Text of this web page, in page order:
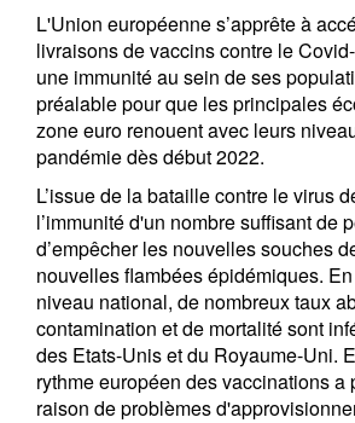
L'Union européenne s’apprête à
livraisons de vaccins contre le
une immunité au sein de ses
préalable pour que les principales
zone euro renouent avec leurs
pandémie dès début 2022.
L’issue de la bataille contre le virus
l’immunité d'un nombre suffisant de
d’empêcher les nouvelles souches
nouvelles flambées épidémiques.
niveau national, de nombreux taux
contamination et de mortalité sont
des Etats-Unis et du Royaume-Uni.
rythme européen des vaccinations a
raison de problèmes